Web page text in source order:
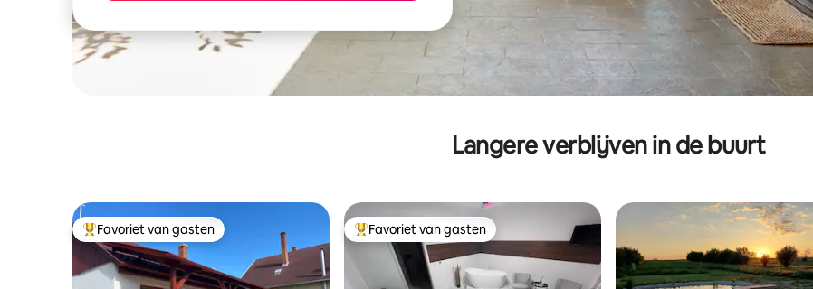
Langere verblijven in de buurt
Topfavoriet van gasten
Favoriet van gasten Topfavoriet van gasten
Favoriet van gasten